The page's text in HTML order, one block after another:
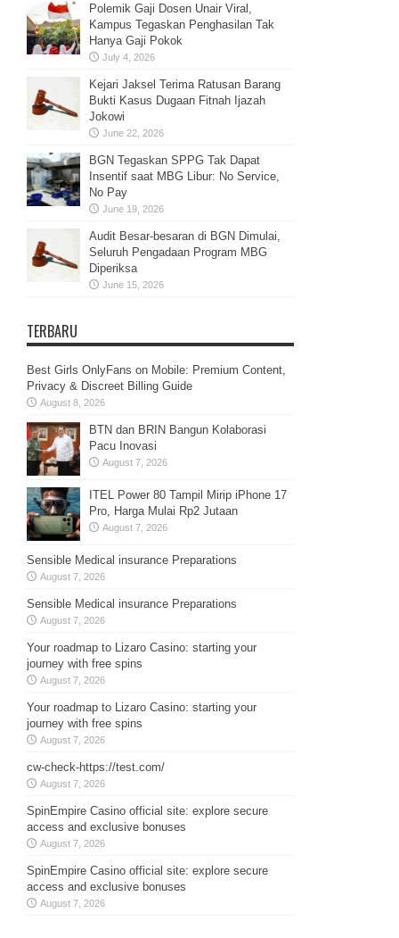
Polemik Gaji Dosen Unair Viral,
Kampus Tegaskan Penghasilan Tak
Hanya Gaji Pokok
July 4, 2026
Kejari Jaksel Terima Ratusan Barang
Bukti Kasus Dugaan Fitnah Ijazah
Jokowi
June 22, 2026
BGN Tegaskan SPPG Tak Dapat
Insentif saat MBG Libur: No Service,
No Pay
June 19, 2026
Audit Besar-besaran di BGN Dimulai,
Seluruh Pengadaan Program MBG
Diperiksa
June 15, 2026
TERBARU
Best Girls OnlyFans on Mobile: Premium Content,
Privacy & Discreet Billing Guide
August 8, 2026
BTN dan BRIN Bangun Kolaborasi
Pacu Inovasi
August 7, 2026
ITEL Power 80 Tampil Mirip iPhone 17
Pro, Harga Mulai Rp2 Jutaan
August 7, 2026
Sensible Medical insurance Preparations
August 7, 2026
Sensible Medical insurance Preparations
August 7, 2026
Your roadmap to Lizaro Casino: starting your
journey with free spins
August 7, 2026
Your roadmap to Lizaro Casino: starting your
journey with free spins
August 7, 2026
cw-check-https://test.com/
August 7, 2026
SpinEmpire Casino official site: explore secure
access and exclusive bonuses
August 7, 2026
SpinEmpire Casino official site: explore secure
access and exclusive bonuses
August 7, 2026